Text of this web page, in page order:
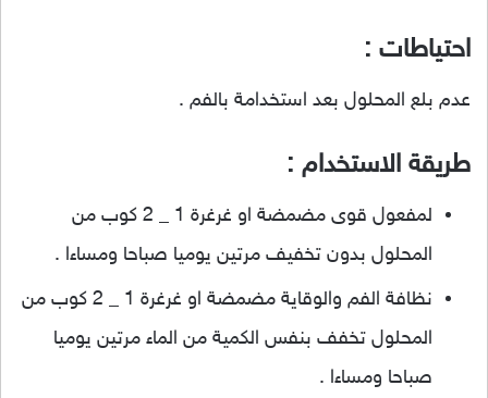
احتياطات :
عدم بلع المحلول بعد استخدامة بالفم .
طريقة الاستخدام :
لمفعول قوى مضمضة او غرغرة 1 _ 2 كوب من
المحلول بدون تخفيف مرتين يوميا صباحا ومساءا .
نظافة الفم والوقاية مضمضة او غرغرة 1 _ 2 كوب من
المحلول تخفف بنفس الكمية من الماء مرتين يوميا
صباحا ومساءا .